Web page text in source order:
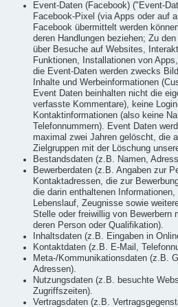
Event-Daten (Facebook) ("Event-
Facebook-Pixel (via Apps oder auf
Facebook übermittelt werden
deren Handlungen beziehen; Zu
über Besuche auf Websites,
Funktionen, Installationen von
die Event-Daten werden zwecks
Inhalte und Werbeinformationen
Event Daten beinhalten nicht die
verfasste Kommentare), keine
Kontaktinformationen (also keine
Telefonnummern). Event Daten
maximal zwei Jahren gelöscht, die
Zielgruppen mit der Löschung
Bestandsdaten (z.B. Namen,
Bewerberdaten (z.B. Angaben zur
Kontaktadressen, die zur
die darin enthaltenen
Lebenslauf, Zeugnisse sowie
Stelle oder freiwillig von Bewerbern
deren Person oder Qualifikation).
Inhaltsdaten (z.B. Eingaben in
Kontaktdaten (z.B. E-Mail,
Meta-/Kommunikationsdaten (z.B.
Adressen).
Nutzungsdaten (z.B. besuchte
Zugriffszeiten).
Vertragsdaten (z.B.